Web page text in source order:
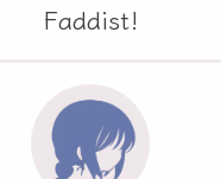
Faddist!